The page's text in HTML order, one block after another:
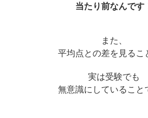
当たり前なんです
また、
平均点との差を見るこ
実は受験でも
無意識にしていること